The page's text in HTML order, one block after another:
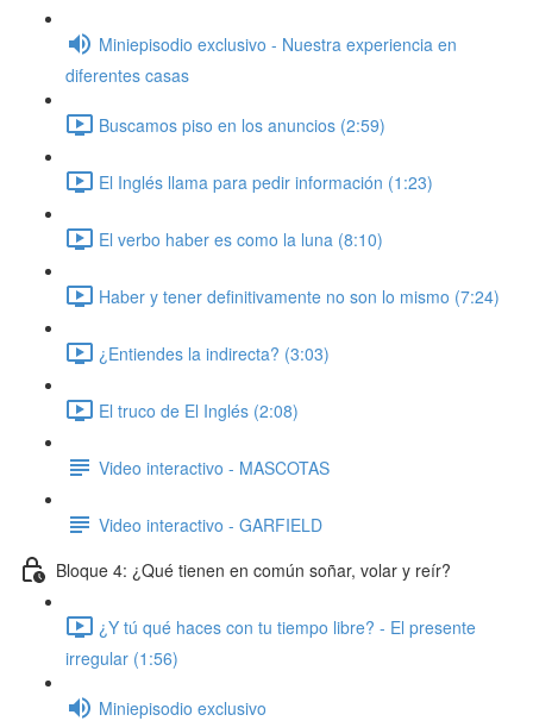
Miniepisodio exclusivo - Nuestra experiencia en
diferentes casas
Buscamos piso en los anuncios (2:59)
El Inglés llama para pedir información (1:23)
El verbo haber es como la luna (8:10)
Haber y tener definitivamente no son lo mismo (7:24)
¿Entiendes la indirecta? (3:03)
El truco de El Inglés (2:08)
Video interactivo - MASCOTAS
Video interactivo - GARFIELD
Bloque 4: ¿Qué tienen en común soñar, volar y reír?
¿Y tú qué haces con tu tiempo libre? - El presente
irregular (1:56)
Miniepisodio exclusivo